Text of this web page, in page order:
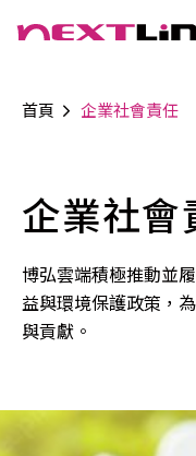
首頁 企業社會責任
企業社會
博弘雲端積極推動並
益與環境保護政策，
與貢獻。